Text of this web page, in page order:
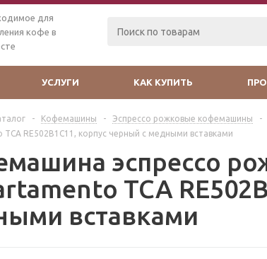
для
кофе в
УСЛУГИ КАК КУПИТЬ
- Кофемашины - Эспрессо рожковые кофемашины -
RE502B1C11, корпус черный с медными вставками
эспрессо
TCA
вставками